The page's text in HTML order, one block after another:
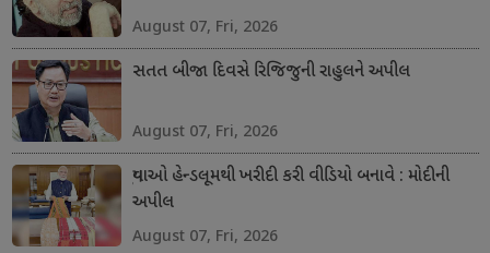
August 07, Fri, 2026
સતત બીજા દિવસે રિજિજુની રાહુલને અપીલ
August 07, Fri, 2026
યુવાઓ હેન્ડલૂમથી ખરીદી કરી વીડિયો બનાવે : મોદીની
અપીલ
August 07, Fri, 2026